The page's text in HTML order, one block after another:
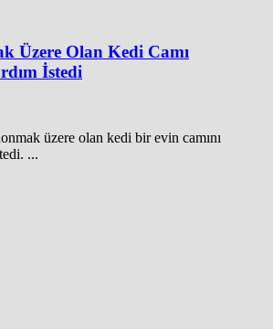
Üzere Olan Kedi Camı
İstedi
üzere olan kedi bir evin camını
...